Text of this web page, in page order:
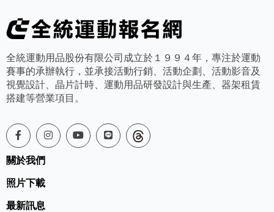
全統運動用品股份有限公司成立於１９９４年，專注於運動
賽事的承辦執行，並承接活動行銷、活動企劃、活動影音及
視覺設計、晶片計時、運動用品研發設計與生產、器架租賃
搭建等營業項目。
關於我們
照片下載
最新訊息